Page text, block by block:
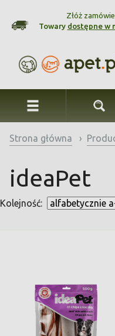
Złóż
Towary dostępne w
Strona główna ›
ideaPet
Kolejność: